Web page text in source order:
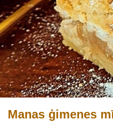
Manas ģimenes